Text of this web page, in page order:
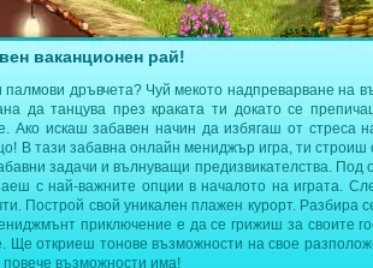
ваканционен рай!
дръвчета? Чуй мекото надпреварване на
да танцува през краката ти докато се
Ако искаш забавен начин да избягаш от стреса
В тази забавна онлайн мениджър игра, ти строиш
задачи и вълнуващи предизвикателства. Под
с най-важните опции в началото на играта.
Построй свой уникален плажен курорт. Разбира
приключение е да се грижиш за своите
Ще откриеш тонове възможности на свое
повече възможности има!